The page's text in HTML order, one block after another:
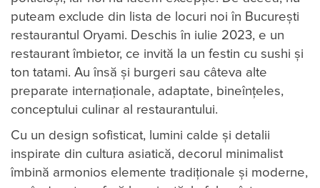
puteam exclude din lista de locuri noi în București
restaurantul Oryami. Deschis în iulie 2023, e un
restaurant îmbietor, ce invită la un festin cu sushi și
ton tatami. Au însă și burgeri sau câteva alte
preparate internaţionale, adaptate, bineînţeles,
conceptului culinar al restaurantului.
Cu un design sofisticat, lumini calde și detalii
inspirate din cultura asiatică, decorul minimalist
îmbină armonios elemente tradiționale și moderne,